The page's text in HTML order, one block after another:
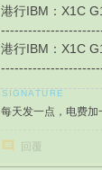
港行IBM：X1C
港行IBM：X1C
每天发一点，电费加
回覆